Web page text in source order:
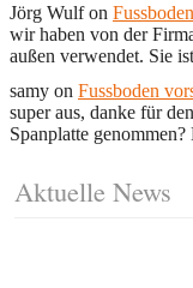
Jörg Wulfon
wir haben von der
außen verwendet. Sie
samy on Fussboden
super aus, danke für
Spanplatte
Aktuelle News